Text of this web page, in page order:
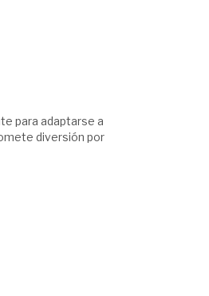
para adaptarse a
diversión por